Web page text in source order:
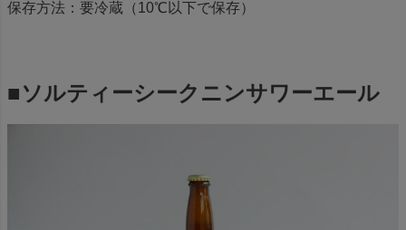
保存方法：要冷蔵（10℃以下で保存）
■ソルティーシークニンサワーエール